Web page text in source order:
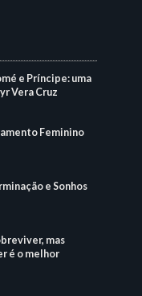
e Príncipe: uma
Vera Cruz
Feminino
e Sonhos
mas
é o melhor